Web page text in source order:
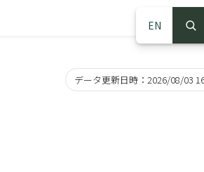
EN
データ更新日時：2026/08/03